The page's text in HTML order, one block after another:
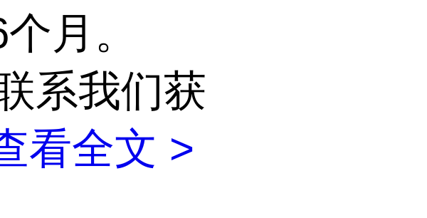
月。
系我们获
看全文 >